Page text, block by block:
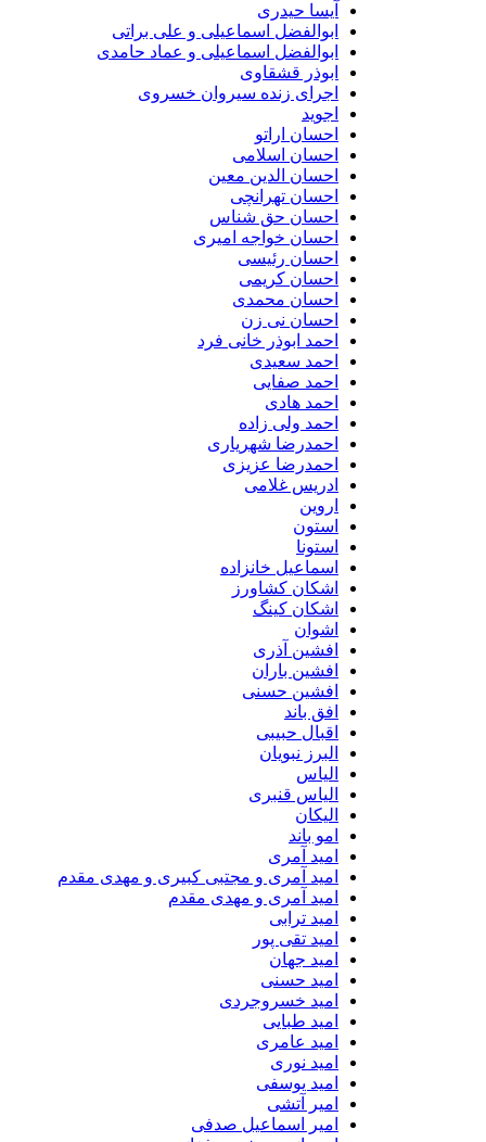
آیسا حیدری
ابوالفضل اسماعیلی و علی براتی
ابوالفضل اسماعیلی و عماد حامدی
ابوذر قشقاوی
اجرای زنده سیروان خسروی
احسان اراتو
احسان اسلامی
احسان الدین معین
احسان تهرانچی
احسان حق شناس
احسان خواجه امیری
احسان رئیسی
احسان کریمی
احسان محمدی
احسان نی زن
احمد ابوذر خانی فرد
احمد سعیدی
احمد صفایی
احمد هادی
احمد ولی زاده
احمدرضا شهریاری
احمدرضا عزیزی
ادریس غلامی
اسماعیل خانزاده
اشکان کشاورز
اشکان کینگ
افشین آذری
افشین باران
افشین حسنی
افق باند
اقبال حبیبی
البرز نبویان
الیاس قنبرى
امو باند
امید آمری
امید آمری و مجتبی کبیری و مهدى مقدم
امید آمری و مهدی مقدم
امید ترابی
امید تقی پور
امید جهان
امید حسنی
امید خسروجردی
امید طبایی
امید عامری
امید نوری
امید یوسفی
امیر آتشی
امیر اسماعیل صدفی